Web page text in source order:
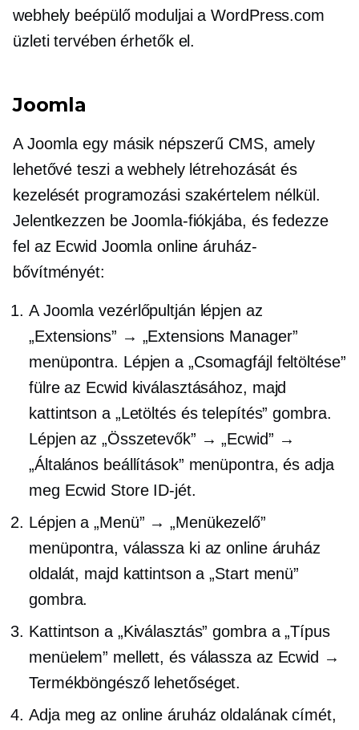
webhely beépülő moduljai a WordPress.com
üzleti tervében érhetők el.
Joomla
A Joomla egy másik népszerű CMS, amely
lehetővé teszi a webhely létrehozását és
kezelését programozási szakértelem nélkül.
Jelentkezzen be Joomla-fiókjába, és fedezze
fel az Ecwid Joomla online áruház-
bővítményét:
A Joomla vezérlőpultján lépjen az
„Extensions” → „Extensions Manager”
menüpontra. Lépjen a „Csomagfájl feltöltése”
fülre az Ecwid kiválasztásához, majd
kattintson a „Letöltés és telepítés” gombra.
Lépjen az „Összetevők” → „Ecwid” →
„Általános beállítások” menüpontra, és adja
meg Ecwid Store ID-jét.
Lépjen a „Menü” → „Menükezelő”
menüpontra, válassza ki az online áruház
oldalát, majd kattintson a „Start menü”
gombra.
Kattintson a „Kiválasztás” gombra a „Típus
menüelem” mellett, és válassza az Ecwid →
Termékböngésző lehetőséget.
Adja meg az online áruház oldalának címét,